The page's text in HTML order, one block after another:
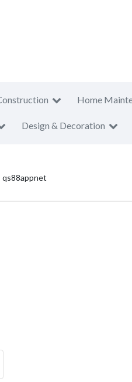
Home
Design & Decoration
qs88appnet